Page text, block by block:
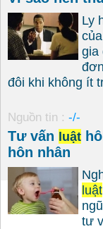
Ly
gia
đôi khi không ít
Nguồn tin : -/-
Tư vấn luật
hôn nhân
luật
ngũ
tư